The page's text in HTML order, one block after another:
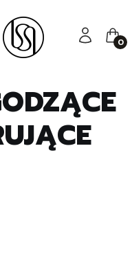
Zaloguj się